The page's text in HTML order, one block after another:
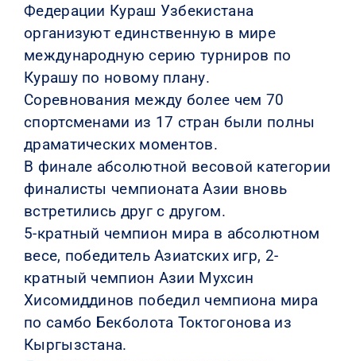
Федерации Кураш Узбекистана
организуют единственную в мире
международную серию турниров по
Курашу по новому плану.
Соревнования между более чем 70
спортсменами из 17 стран были полны
драматических моментов.
В финале абсолютной весовой категории
финалисты чемпионата Азии вновь
встретились друг с другом.
5-кратный чемпион мира в абсолютном
весе, победитель Азиатских игр, 2-
кратный чемпион Азии Мухсин
Хисомиддинов победил чемпиона мира
по самбо Бекболота Токтогонова из
Кыргызстана.